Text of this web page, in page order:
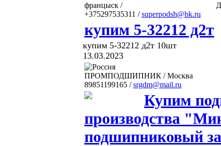
францыск /
+375297535311 /superpodsh@bk.ru
купим 5-32212 д2т
купим 5-32212 д2т 10шт
13.03.2023
ПРОМПОДШИПНИК / Москва
89851199165 /srgdm@mail.ru
Купим
производства
подшипниковый